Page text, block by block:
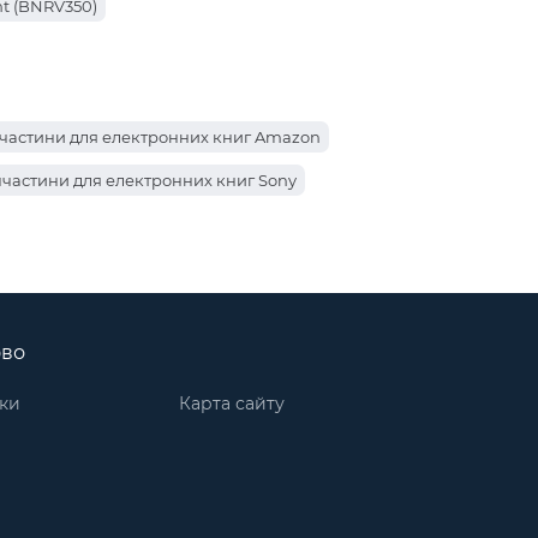
(BNRV350)
для електронних книг 626 Touch Lux2
книг PRS T1
для електронних книг Amazon
для електронних книг Sony
Карта сайту